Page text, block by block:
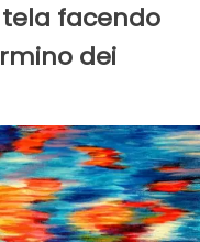
facendo
dei